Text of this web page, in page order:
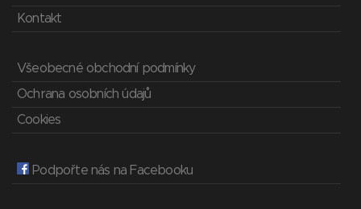
Kontakt
Všeobecné obchodní podmínky
Ochrana osobních údajů
Cookies
Podpořte nás na Facebooku